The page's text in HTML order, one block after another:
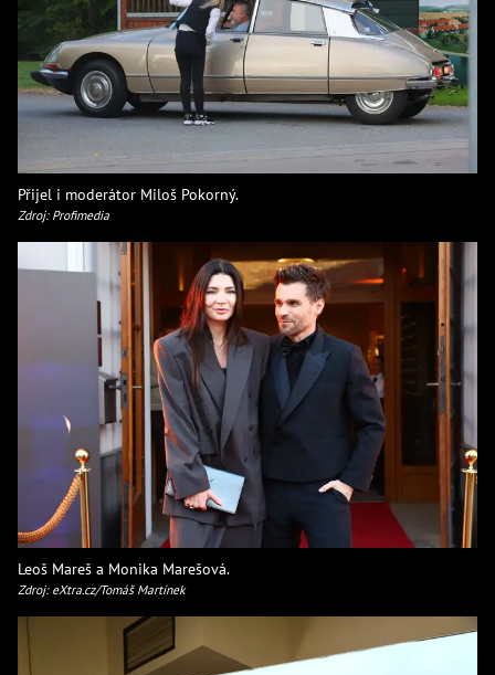
Přijel i moderátor Miloš Pokorný.
Zdroj: Profimedia
Leoš Mareš a Monika Marešová.
Zdroj: eXtra.cz/Tomáš Martínek